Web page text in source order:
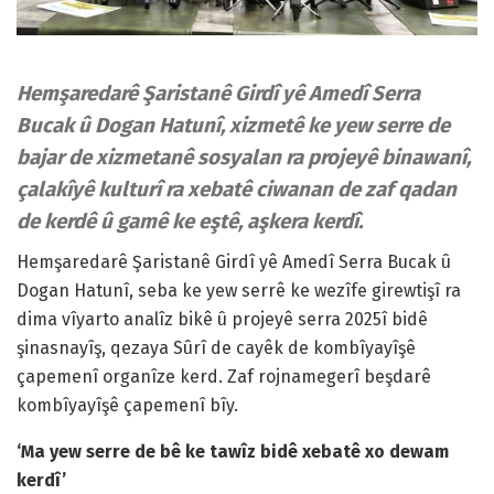
Hemşaredarê Şaristanê Girdî yê Amedî Serra
Bucak û Dogan Hatunî, xizmetê ke yew serre de
bajar de xizmetanê sosyalan ra projeyê binawanî,
çalakîyê kulturî ra xebatê ciwanan de zaf qadan
de kerdê û gamê ke eştê, aşkera kerdî.
Hemşaredarê Şaristanê Girdî yê Amedî Serra Bucak û
Dogan Hatunî, seba ke yew serrê ke wezîfe girewtişî ra
dima vîyarto analîz bikê û projeyê serra 2025î bidê
şinasnayîş, qezaya Sûrî de cayêk de kombîyayîşê
çapemenî organîze kerd. Zaf rojnamegerî beşdarê
kombîyayîşê çapemenî bîy.
‘Ma yew serre de bê ke tawîz bidê xebatê xo dewam
kerdî’